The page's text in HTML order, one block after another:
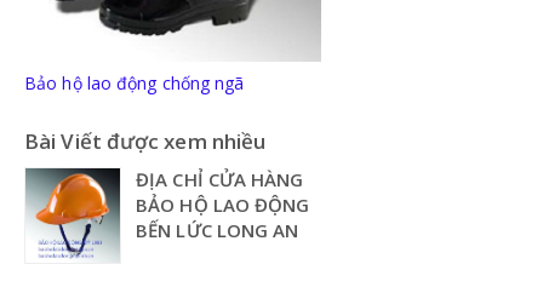
Bảo hộ lao động chống ngã
Bài Viết được xem nhiều
ĐỊA CHỈ CỬA HÀNG
BẢO HỘ LAO ĐỘNG
BẾN LỨC LONG AN